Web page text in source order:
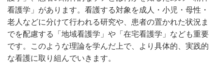
看護学」があります。看護する対象を成人・小児・母性・
老人などに分けて行われる研究や、患者の置かれた状況ま
でを配慮する「地域看護学」や「在宅看護学」なども重要
です。このような理論を学んだ上で、より具体的、実践的
な看護に取り組んでいきます。